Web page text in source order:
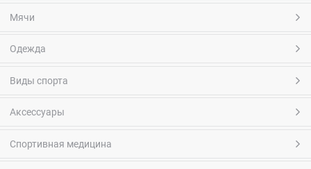
Мячи
Одежда
Виды спорта
Аксессуары
Спортивная медицина